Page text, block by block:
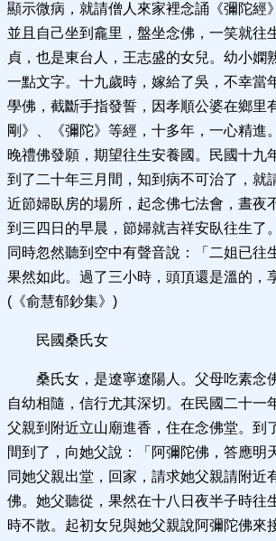
顯示微病，就請僧人來家裡念誦《彌陀經
並且自己坐到龕里，盤坐念佛，一笑就往
貞，也是東台人，王志盛的女兒。幼小嫻
一點文字。十九歲時，嫁給了吳，不幸當
學佛，截斷手指發誓，因孝順公婆在鄉里
剛》、《彌陀》等經，十多年，一心精進
晚禮佛發願，期望往生安養國。民國十九
到了二十年三月間，知到病不可治了，就
近節婦臥房的場所，起念佛七法會，晝夜
到三四日的早晨，節婦就吉祥安臥往生了
同時忽然聽到空中有聲音說：「二姐已往
果然如此。過了三小時，頭頂還是溫的，
(《俞慧郁鈔集》)
民國桑氏女
桑氏女，是遼寧遼陽人。父母吃素念
自幼相隨，信行尤其深切。在民國二十一
父親到附近立山廟進香，住在念佛堂。到
間到了，向她父說：「阿彌陀佛，答應明
同她父親出堂，回家，請求她父親請附近
佛。她父聽從，果然在十八日夜半子時往
時不散。起初女兒與她父親說阿彌陀佛來